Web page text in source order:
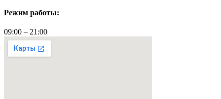
Режим работы:
09:00 – 21:00